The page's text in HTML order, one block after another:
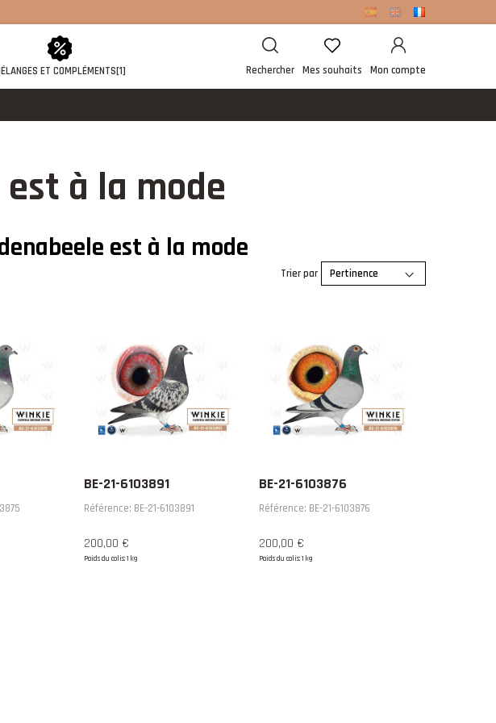
ET COMPLÉMENTS[1] Mon compte
Mes souhaits
Rechercher
à la mode
est à la mode
Trier par
BE-21-6103891
Référence: BE-21-6103891
200,00 €
Poids du colis: 1 kg
BE-21-6103876
Référence: BE-21-6103876
200,00 €
Poids du colis: 1 kg